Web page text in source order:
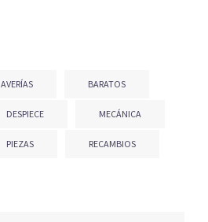
AVERÍAS BARATOS
DESPIECE MECÁNICA
PIEZAS RECAMBIOS